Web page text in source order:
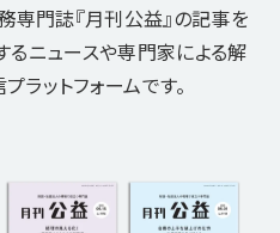
門誌『月刊公益』の記事を
るニュースや専門家による解
ットフォームです。